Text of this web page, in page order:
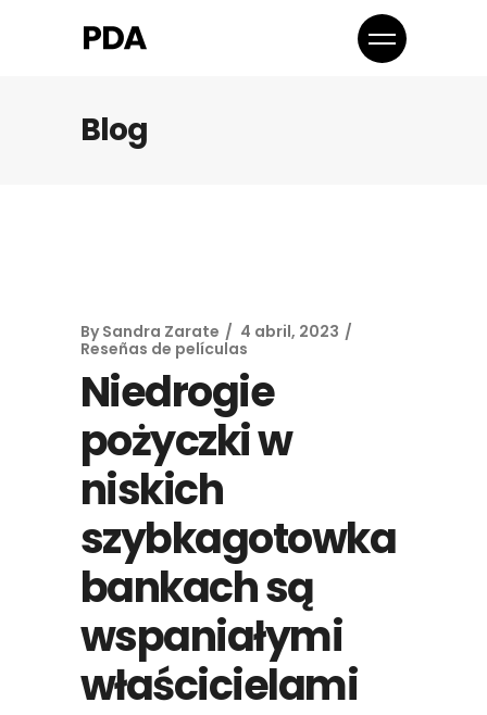
Blog
By Sandra Zarate
4 abril, 2023
Reseñas de películas
Niedrogie
pożyczki w
niskich
szybkagotowka
bankach są
wspaniałymi
właścicielami